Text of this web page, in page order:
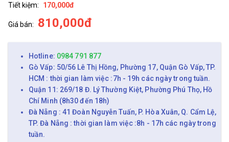
Tiết kiệm:
170,000đ
Giá bán: 810,000đ
Hotline: 0984 791 877
Gò Vấp: 50/56 Lê Thị Hồng, Phường 17, Quận Gò Vấp, TP.
HCM : thời gian làm việc :7h - 19h các ngày trong tuần.
Quận 11: 269/18 Đ. Lý Thường Kiệt, Phường Phú Thọ, Hồ
Chí Minh (8h30 đến 18h)
Đà Nẵng : 41 Đoàn Nguyễn Tuấn, P. Hòa Xuân, Q. Cẩm Lệ,
TP. Đà Nẵng : thời gian làm việc :8h - 17h các ngày trong
tuần.